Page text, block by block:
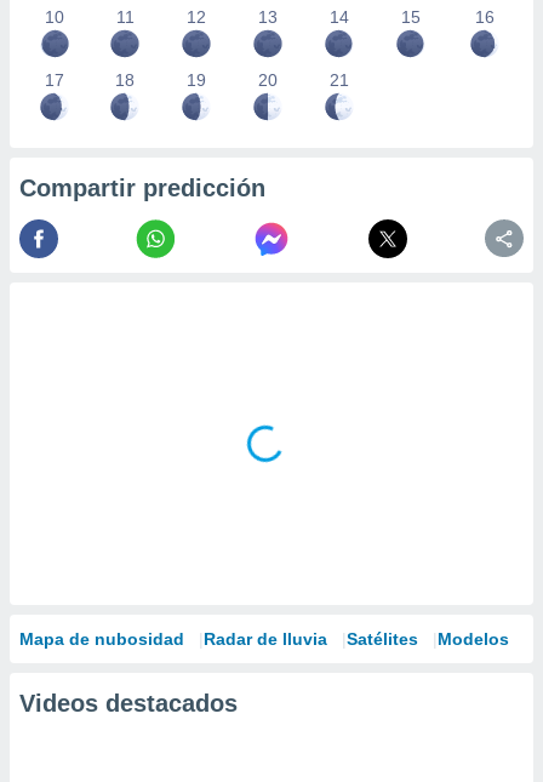
10 11 12 13 14 15 16
17 18 19 20 21
Compartir predicción
Mapa de nubosidad Radar de lluvia Satélites Modelos
Videos destacados